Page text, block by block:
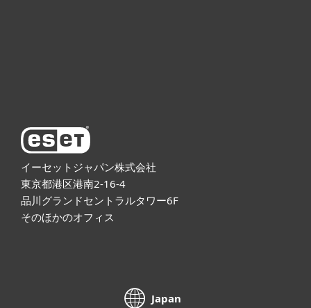
イーセットジャパン株式会社
東京都港区港南2-16-4
品川グランドセントラルタワー6F
そのほかのオフィス
Japan